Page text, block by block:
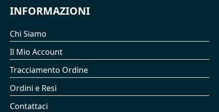
INFORMAZIONI
Chi Siamo
Il Mio Account
Tracciamento Ordine
Ordini e Resi
Contattaci